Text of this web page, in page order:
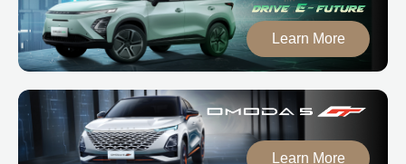
Learn More
Learn More